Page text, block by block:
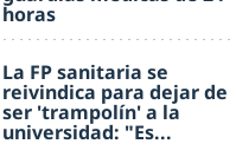
horas
La FP sanitaria se
reivindica para dejar de
ser 'trampolín' a la
universidad: "Es...